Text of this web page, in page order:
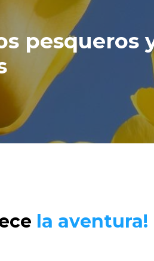
pesqueros
la aventura!